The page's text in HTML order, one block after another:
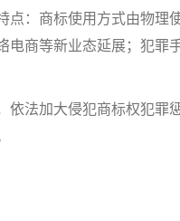
：商标使用方式由物理
商等新业态延展；犯罪
法加大侵犯商标权犯罪